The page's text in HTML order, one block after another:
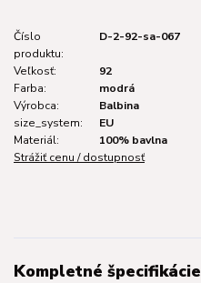
Číslo
produktu:
D-2-92-sa-067
Veľkosť:
92
Farba:
modrá
Výrobca:
Balbina
size_system:
EU
Materiál:
100% bavlna
Strážiť cenu / dostupnosť
Kompletné špecifikácie